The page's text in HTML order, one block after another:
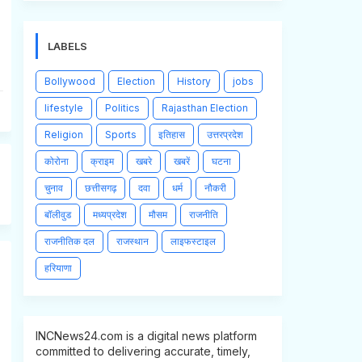
LABELS
Bollywood Election History jobs
lifestyle Politics Rajasthan Election
Religion Sports इतिहास उत्तरप्रदेश
कोरोना क्राइम खबरे खबरें घटना
चुनाव छत्तीसगढ़ दवा धर्म नौकरी
बॉलीवुड मध्यप्रदेश मौसम राजनीति
राजनीतिक दल राजस्थान लाइफस्टाइल
हरियाणा
INCNews24.com is a digital news platform
committed to delivering accurate, timely,